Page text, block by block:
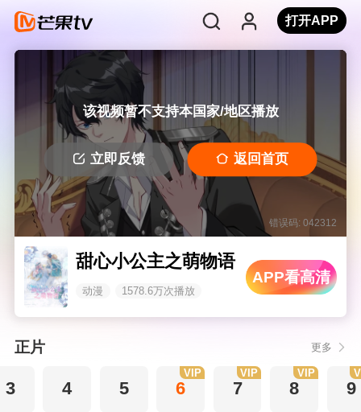
打开APP
该视频暂不支持本国家/地区播放
立即反馈 返回首页
错误码: 042312
甜心小公主之萌物语
动漫 1578.6万次播放
APP看高清
正片 更多
3 4 5 6
VIP
7
VIP
8
VIP
9